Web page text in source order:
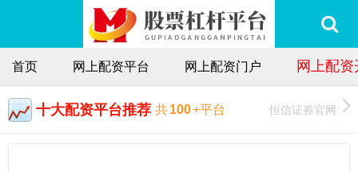
首页 网上配资平台 网上配资门户 网上配
十大配资平台推荐 共100+平台 恒信证券官网